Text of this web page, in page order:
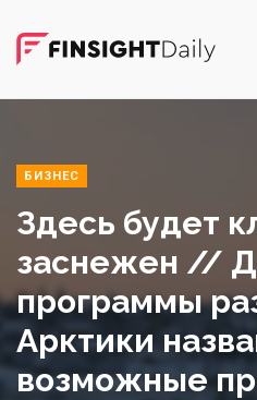
БИЗНЕС
Здесь будет
заснежен //
программы
Арктики
возможные